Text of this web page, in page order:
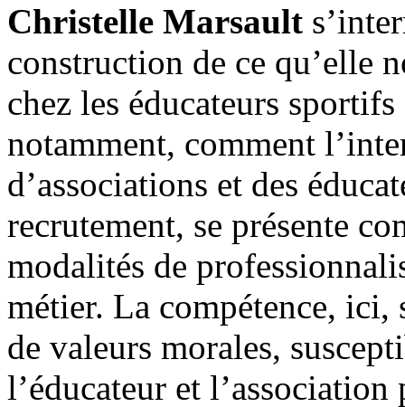
Christelle Marsault
construction de ce qu’elle
chez les éducateurs
notamment, comment
d’associations et des
recrutement, se présente
modalités de
métier. La compétence,
de valeurs morales,
l’éducateur et